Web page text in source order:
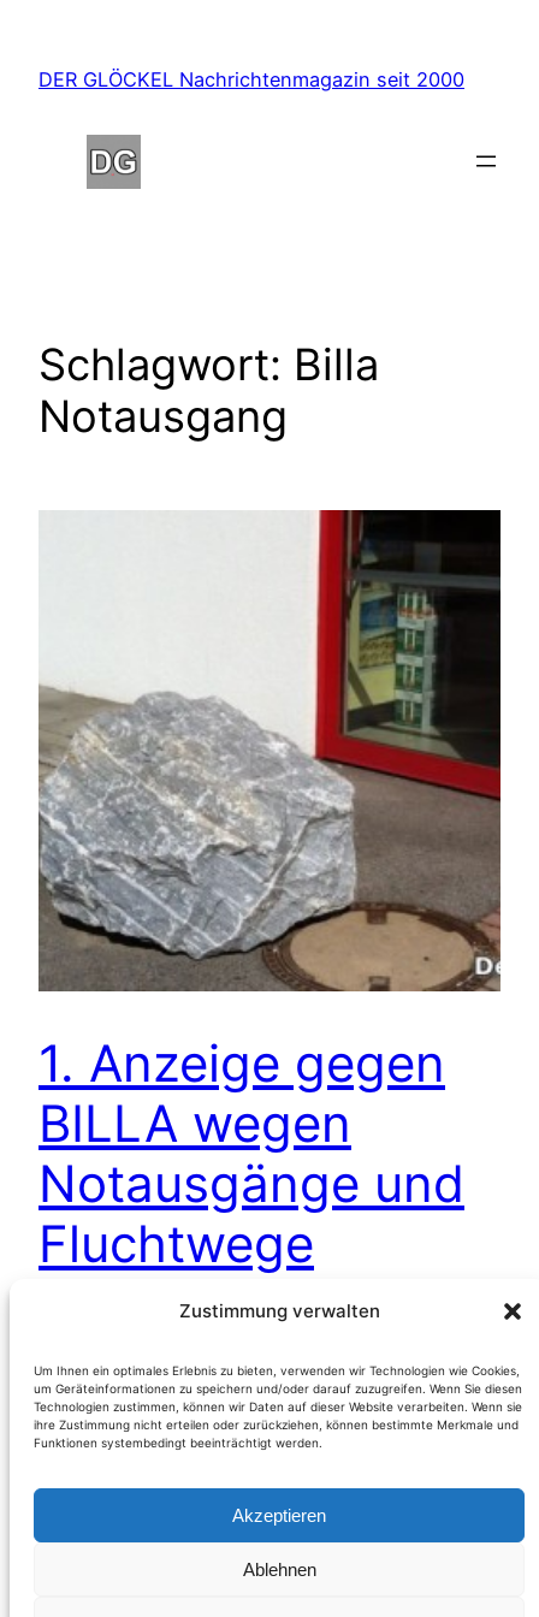
Zustimmung verwalten
Um Ihnen ein optimales Erlebnis zu bieten, verwenden wir Technologien wie Cookies,
um Geräteinformationen zu speichern und/oder darauf zuzugreifen. Wenn Sie diesen
Technologien zustimmen, können wir Daten auf dieser Website verarbeiten. Wenn sie
ihre Zustimmung nicht erteilen oder zurückziehen, können bestimmte Merkmale und
Funktionen systembedingt beeinträchtigt werden.
Akzeptieren
Ablehnen
springen
DER GLÖCKEL Nachrichtenmagazin seit 2000
Schlagwort: Billa
Notausgang
1. Anzeige gegen
BILLA wegen
Notausgänge und
Fluchtwege
über gesetzeswidrige Zustände bei
Notausgängen und Fluchtwegen in Filialen der
BILLA AG. Einige Medien griffen in Folge die
Thematik auf und dokumentierten
gleichgelagerte Fälle aus ihrem regionalen
Umfeld; zunehmend treffen auch Hinweise und
Fotos von